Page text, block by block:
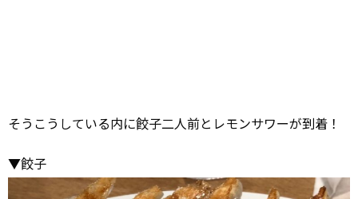
そうこうしている内に餃子二人前とレモンサワーが到着！
▼餃子